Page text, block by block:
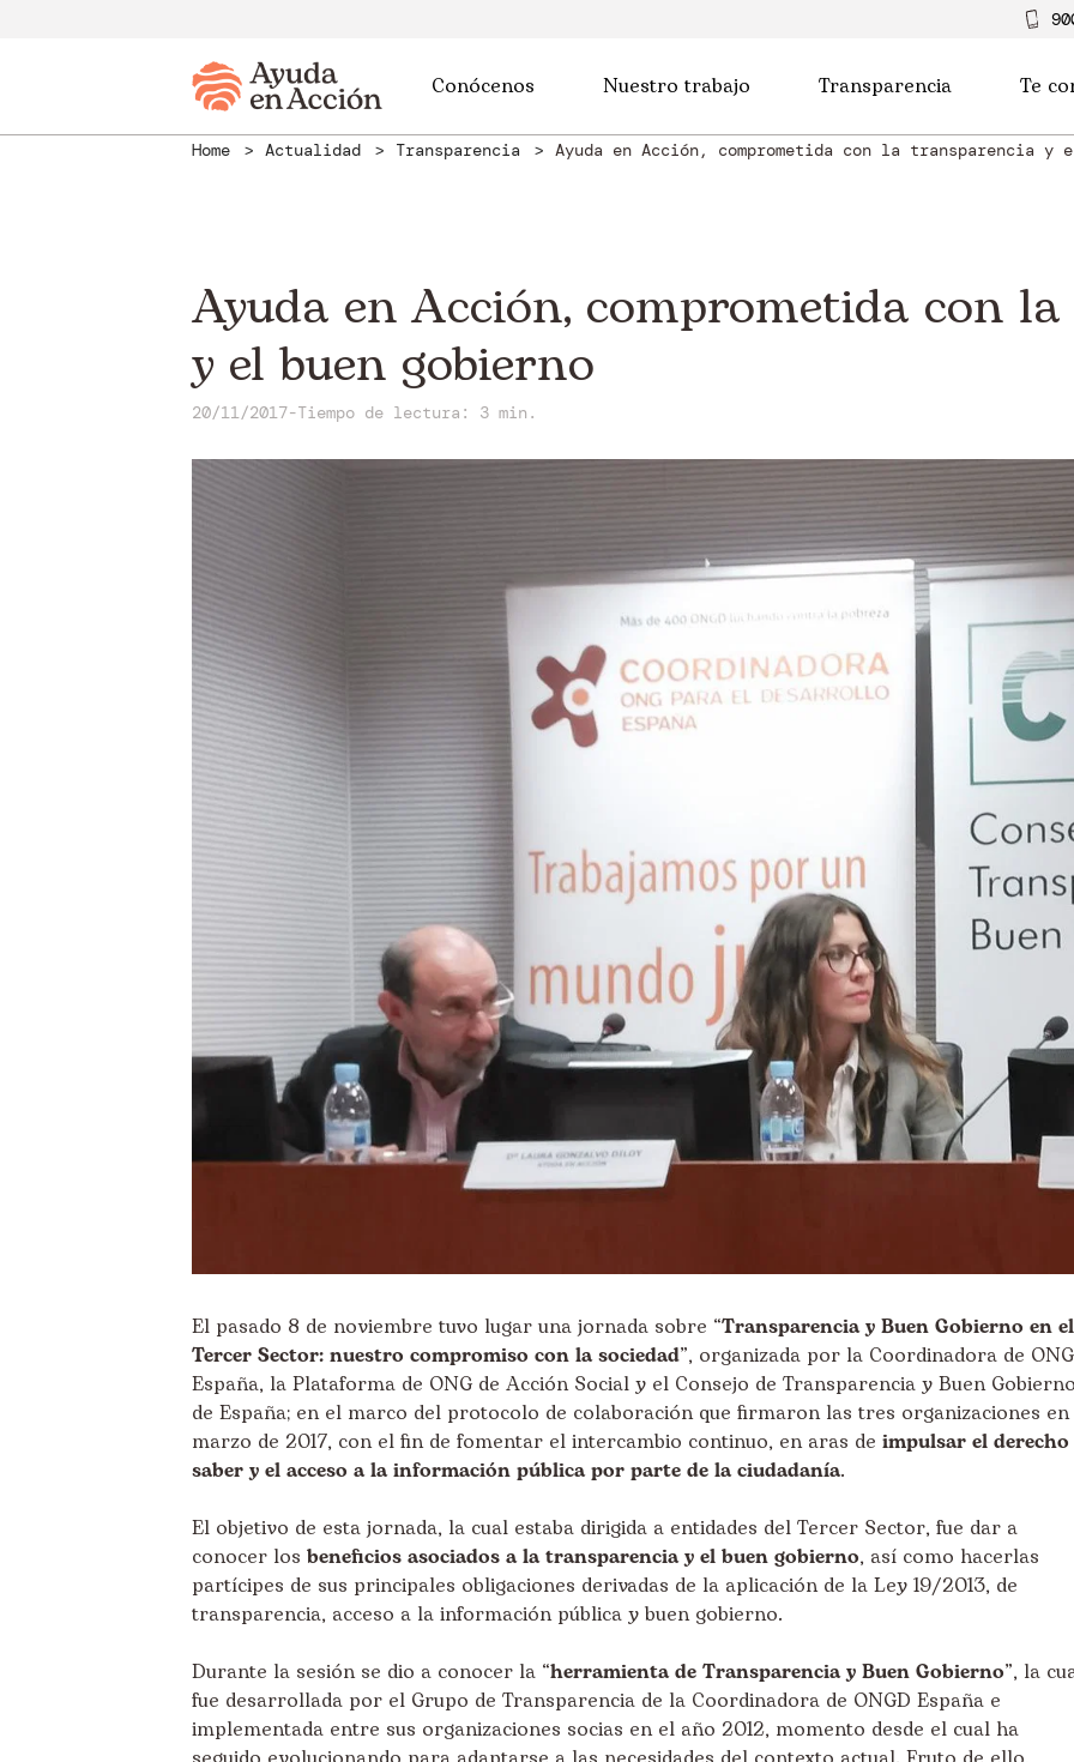
Conócenos Nuestro trabajo Transparencia Te
Home Actualidad Transparencia Ayuda en Acción, comprometida con la transparencia y
Ayuda en Acción, comprometida con
y el buen gobierno
20/11/2017-Tiempo de lectura: 3 min.
El pasado 8 de noviembre tuvo lugar una jornada sobre “Transparencia y Buen Gobierno en el
Tercer Sector: nuestro compromiso con la sociedad”, organizada por la Coordinadora de
España, la Plataforma de ONG de Acción Social y el Consejo de Transparencia y Buen
de España; en el marco del protocolo de colaboración que firmaron las tres organizaciones en
marzo de 2017, con el fin de fomentar el intercambio continuo, en aras de impulsar el derecho
saber y el acceso a la información pública por parte de la ciudadanía.
El objetivo de esta jornada, la cual estaba dirigida a entidades del Tercer Sector, fue dar a
conocer los beneficios asociados a la transparencia y el buen gobierno, así como hacerlas
partícipes de sus principales obligaciones derivadas de la aplicación de la Ley 19/2013, de
transparencia, acceso a la información pública y buen gobierno.
Durante la sesión se dio a conocer la “herramienta de Transparencia y Buen Gobierno”, la
fue desarrollada por el Grupo de Transparencia de la Coordinadora de ONGD España e
implementada entre sus organizaciones socias en el año 2012, momento desde el cual ha